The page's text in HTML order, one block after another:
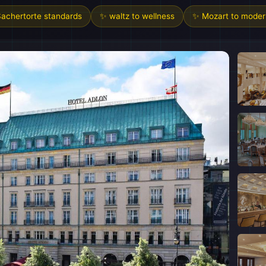
standards ✨ waltz to wellness ✨ Mozart to